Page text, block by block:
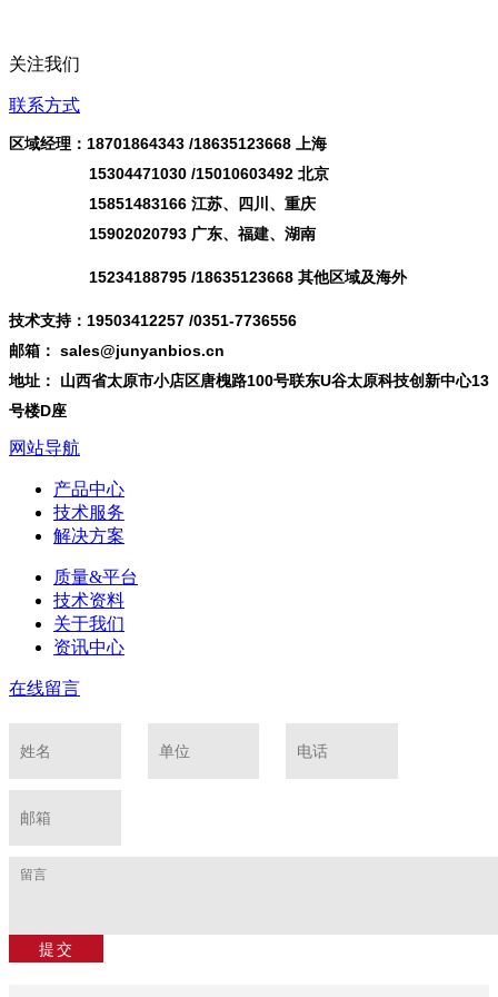
关注我们
联系方式
区域经理：18701864343 /18635123668 上海
15304471030 /15010603492 北京
15851483166 江苏、四川、重庆
15902020793 广东、福建、湖南
15234188795 /18635123668 其他区域及海外
技术支持：19503412257 /0351-7736556
邮箱： sales@junyanbios.cn
地址： 山西省太原市小店区唐槐路100号联东U谷太原科技创新中心13
号楼D座
网站导航
产品中心
技术服务
解决方案
质量&平台
技术资料
关于我们
资讯中心
在线留言